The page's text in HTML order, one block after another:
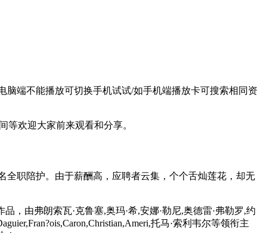
端不能播放可切换手机试试/如手机端播放卡可搜索相同资
欢迎大家前来观看和分享。
全职陪护。由于薪酬高，应聘者云集，个个舌灿莲花，却无
，由弗朗索瓦·克鲁塞,奥玛·希,安娜·勒尼,奥德雷·弗勒罗,约
托马·索利韦尔等领衔主